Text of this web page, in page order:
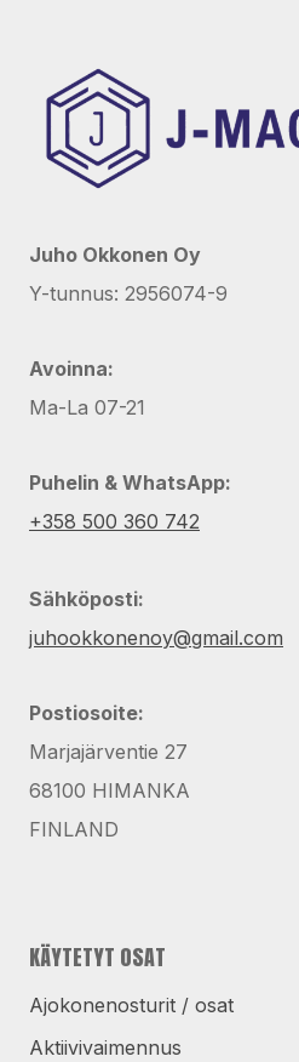
Juho Okkonen Oy
Y-tunnus: 2956074-9
Avoinna:
Ma-La 07-21
Puhelin & WhatsApp:
+358 500 360 742
Sähköposti:
juhookkonenoy@gmail.com
Postiosoite:
Marjajärventie 27
68100 HIMANKA
FINLAND
KÄYTETYT OSAT
Ajokonenosturit / osat
Aktiivivaimennus